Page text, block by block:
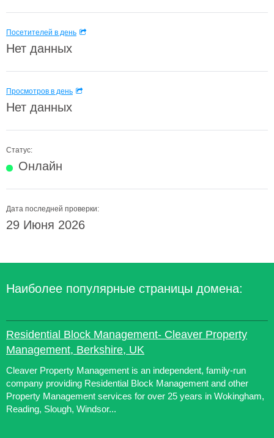
Посетителей в день
Нет данных
Просмотров в день
Нет данных
Статус:
Онлайн
Дата последней проверки:
29 Июня 2026
Наиболее популярные страницы домена:
Residential Block Management- Cleaver Property
Management, Berkshire, UK
Cleaver Property Management is an independent, family-run
company providing Residential Block Management and other
Property Management services for over 25 years in Wokingham,
Reading, Slough, Windsor...